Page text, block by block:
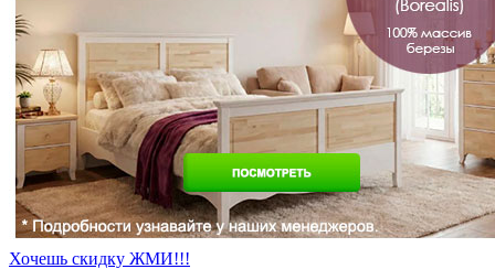
Хочешь скидку ЖМИ!!!